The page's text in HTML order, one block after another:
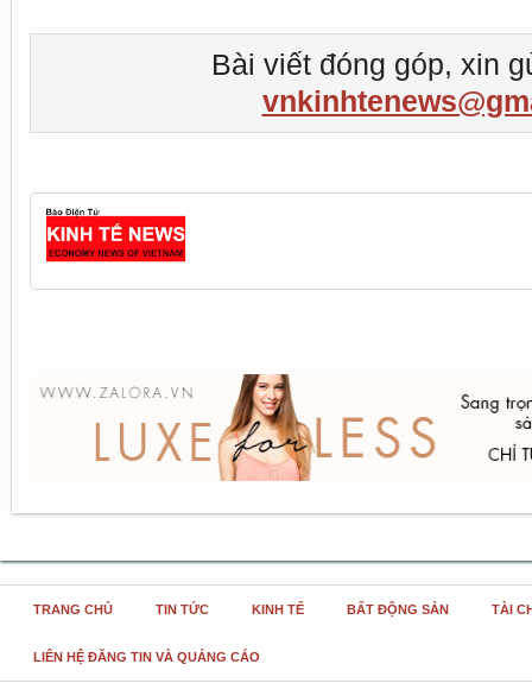
Bài viết đóng góp, xin
TRANG CHỦ TIN TỨC KINH TẾ BẤT ĐỘNG SẢN TÀI
LIÊN HỆ ĐĂNG TIN VÀ QUẢNG CÁO